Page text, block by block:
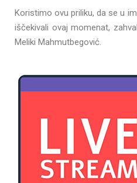
Koristimo ovu priliku, da se u
iščekivali ovaj momenat,
Meliki Mahmutbegović.